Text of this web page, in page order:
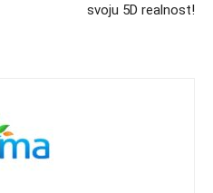
svoju 5D realnost!